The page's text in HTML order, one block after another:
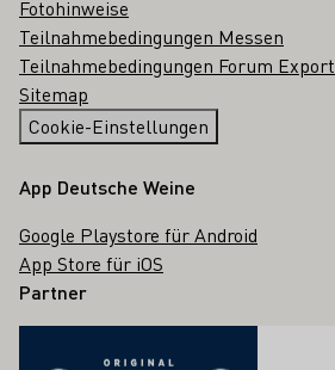
Fotohinweise
Teilnahmebedingungen Messen
Teilnahmebedingungen Forum Export
Sitemap
Cookie-Einstellungen
App Deutsche Weine
Google Playstore für Android
App Store für iOS
Partner